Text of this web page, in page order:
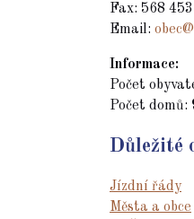
Fax: 568
Email:
Informace:
Počet
Počet domů:
Důležité
Jízdní řády
Města a obce